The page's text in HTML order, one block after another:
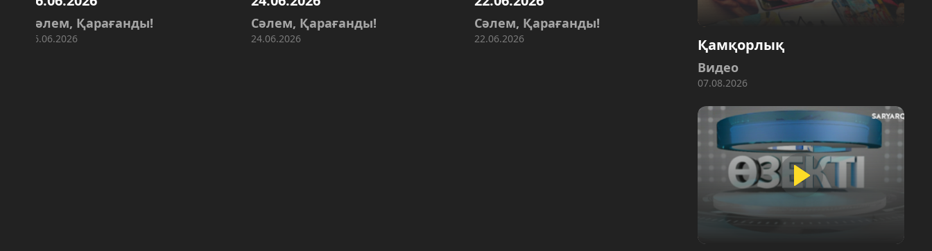
Қарағанды! Сәлем, Қарағанды!
24.06.2026
Сәлем, Қарағанды!
22.06.2026 Қамқорлық
Видео
07.08.2026